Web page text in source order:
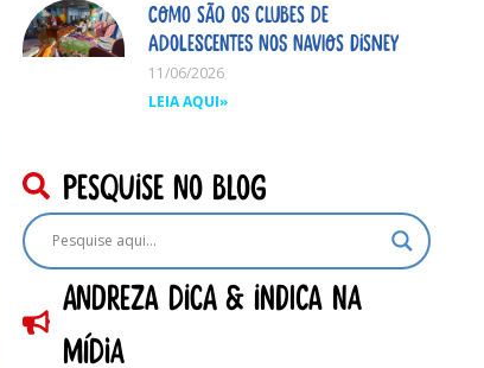
Como são os clubes de
adolescentes nos navios Disney
11/06/2026
LEIA AQUI»
pesquise no blog
Andreza dica & indica na
Mídia